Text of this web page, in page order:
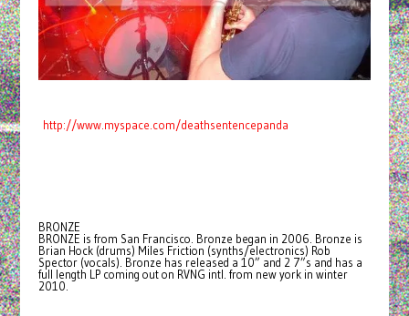
http://www.myspace.com/deathsentencepanda
BRONZE
BRONZE is from San Francisco. Bronze began in 2006. Bronze is
Brian Hock (drums) Miles Friction (synths/electronics) Rob
Spector (vocals). Bronze has released a 10” and 2 7”s and has a
full length LP coming out on RVNG intl. from new york in winter
2010.